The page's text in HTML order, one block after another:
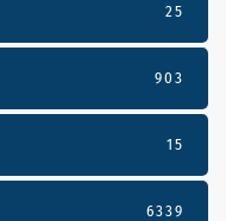
25
903
15
6339